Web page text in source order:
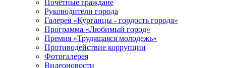
Почётные граждане
Руководители города
Галерея «Курганцы - гордость города»
Программа «Любимый город»
Премия «Трудящаяся молодежь»
Противодействие коррупции
Фотогалерея
Видеоновости